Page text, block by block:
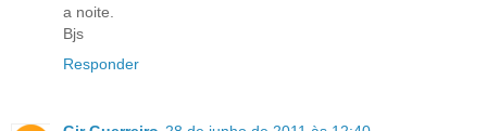
a noite.
Bjs
Responder